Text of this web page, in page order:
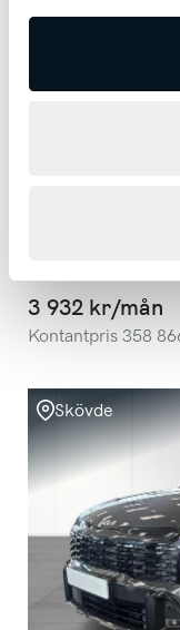
PLUS
3 932 kr/mån
Kontantpris 358
Skövde